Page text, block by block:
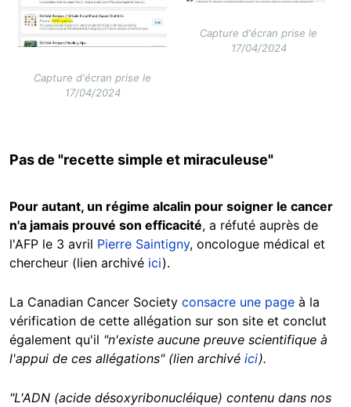
Capture d'écran prise le
17/04/2024
Capture d'écran prise le
17/04/2024
Pas de "recette simple et miraculeuse"
Pour autant, un régime alcalin pour soigner le cancer
n'a jamais prouvé son efficacité, a réfuté auprès de
l'AFP le 3 avril Pierre Saintigny, oncologue médical et
chercheur (lien archivé ici).
La Canadian Cancer Society consacre une page à la
vérification de cette allégation sur son site et conclut
également qu'il "n'existe aucune preuve scientifique à
l'appui de ces allégations" (lien archivé ici).
"L'ADN (acide désoxyribonucléique) contenu dans nos